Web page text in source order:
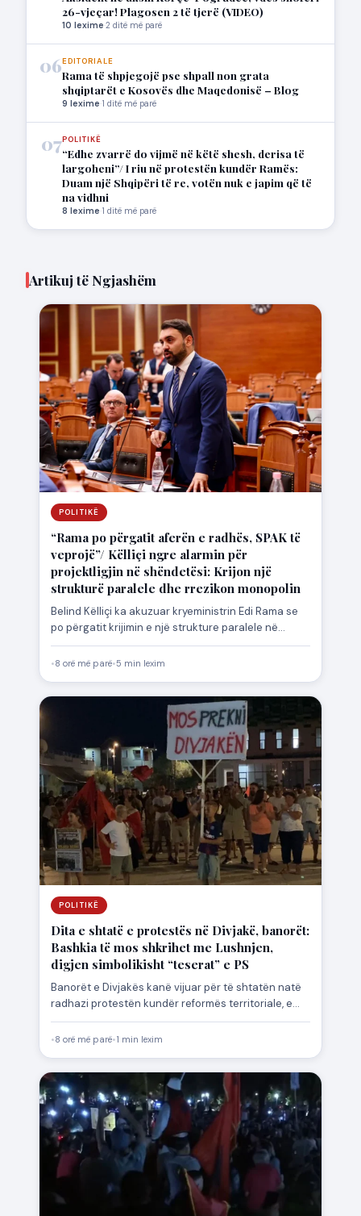
26-vjeçar! Plagosen 2 të tjerë (VIDEO)
10 lexime·2 ditë më parë
06EDITORIALE
Rama të shpjegojë pse shpall non grata
shqiptarët e Kosovës dhe Maqedonisë – Blog
9 lexime·1 ditë më parë
07POLITIKË
“Edhe zvarrë do vijmë në këtë shesh, derisa të
largoheni”/ I riu në protestën kundër Ramës:
Duam një Shqipëri të re, votën nuk e japim që të
na vidhni
8 lexime·1 ditë më parë
Artikuj të Ngjashëm
POLITIKË
“Rama po përgatit aferën e radhës, SPAK të
veprojë”/ Këlliçi ngre alarmin për
projektligjin në shëndetësi: Krijon një
strukturë paralele dhe rrezikon monopolin
Belind Këlliçi ka akuzuar kryeministrin Edi Rama se
po përgatit krijimin e një strukture paralele në
sistemin shëndetësor,…
•8 orë më parë•5 min lexim
POLITIKË
Dita e shtatë e protestës në Divjakë, banorët:
Bashkia të mos shkrihet me Lushnjen,
digjen simbolikisht “teserat” e PS
Banorët e Divjakës kanë vijuar për të shtatën natë
radhazi protestën kundër reformës territoriale, e
cila parashikon bashkimin…
•8 orë më parë•1 min lexim